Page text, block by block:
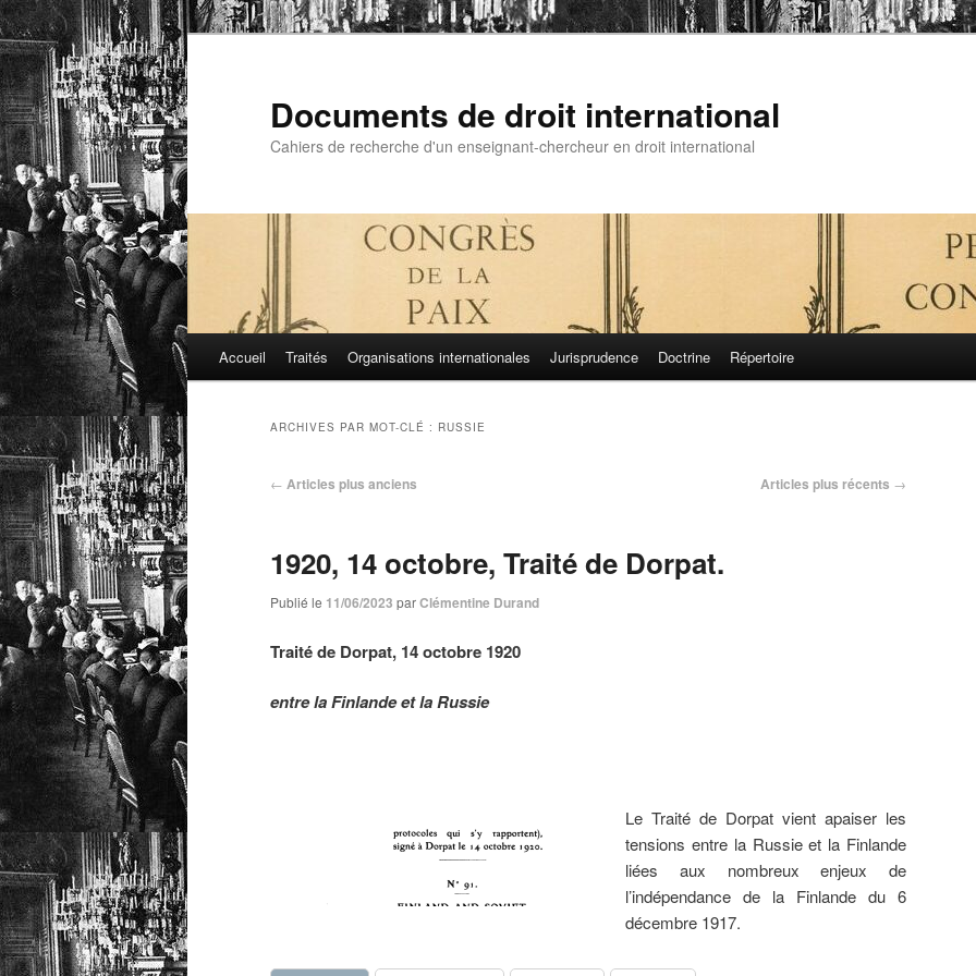
Aller
au
contenu
principal
Aller
au
contenu
secondaire
Documents de droit international
Cahiers de recherche d'un enseignant-chercheur en droit international
MenuAccueil Traités Organisations internationales Jurisprudence Doctrine Répertoire
ARCHIVES PAR MOT-CLÉ : RUSSIE
Navigation
← Articles plus anciens Articles plus récents →
1920, 14 octobre, Traité de Dorpat.
Publié le 11/06/2023 parClémentine Durand
Traité de Dorpat, 14 octobre 1920
entre la Finlande et la Russie
Le Traité de Dorpat vient apaiser les
tensions entre la Russie et la Finlande
liées aux nombreux enjeux de
l’indépendance de la Finlande du 6
décembre 1917.